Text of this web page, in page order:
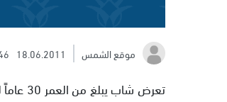
موقع الشمس 18.06.2011
تعرض